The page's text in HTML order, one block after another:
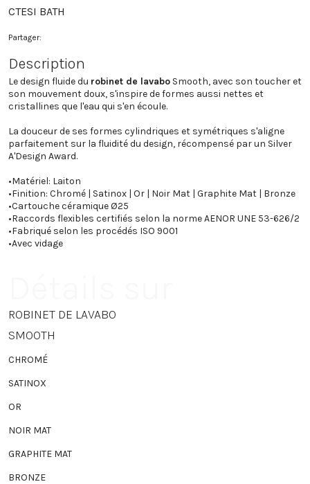
CTESI BATH
Partager:
Description
Le design fluide du robinet de lavabo Smooth, avec son toucher et
son mouvement doux, s'inspire de formes aussi nettes et
cristallines que l'eau qui s'en écoule.
La douceur de ses formes cylindriques et symétriques s'aligne
parfaitement sur la fluidité du design, récompensé par un Silver
A'Design Award.
•Matériel: Laiton
•Finition: Chromé | Satinox | Or | Noir Mat | Graphite Mat | Bronze
•Cartouche céramique Ø25
•Raccords flexibles certifiés selon la norme AENOR UNE 53-626/2
•Fabriqué selon les procédés ISO 9001
•Avec vidage
ROBINET DE LAVABO
SMOOTH
CHROMÉ
SATINOX
OR
NOIR MAT
GRAPHITE MAT
BRONZE